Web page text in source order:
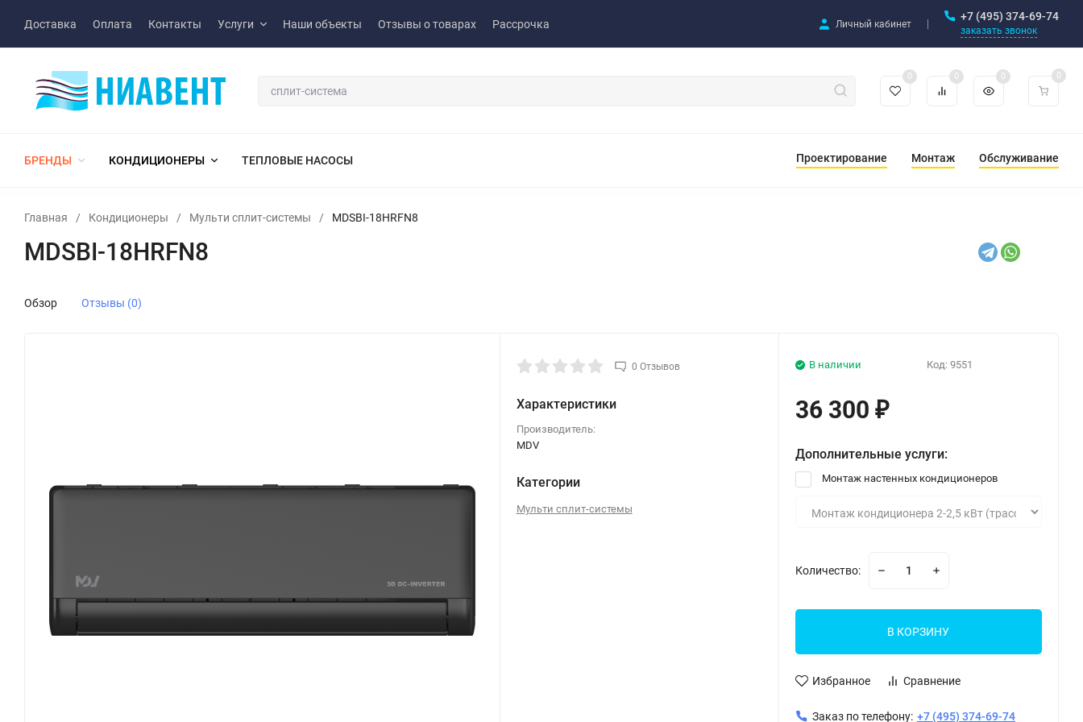
Доставка Оплата Контакты Услуги Наши объекты Отзывы о товарах Рассрочка Личный кабинет
+7 (495) 374-69-74
заказать звонок
0 0 0 0
БРЕНДЫ КОНДИЦИОНЕРЫ ТЕПЛОВЫЕ НАСОСЫ Проектирование Монтаж Обслуживание
Главная / Кондиционеры / Мульти сплит-системы / MDSBI-18HRFN8
MDSBI-18HRFN8
Обзор Отзывы (0)
0 Отзывов
Характеристики
Производитель:
MDV
Категории
Мульти сплит-системы
Код: 9551
В наличии
36 300 ₽
Дополнительные услуги:
Монтаж настенных кондиционеров
Количество:
В КОРЗИНУ
Избранное Сравнение
Заказ по телефону: +7 (495) 374-69-74